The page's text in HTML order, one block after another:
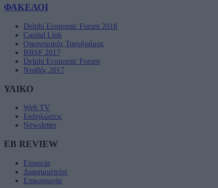
ΦΑΚΕΛΟΙ
Delphi Economic Forum 2018
Capital Link
Οικονομικός Ταχυδρόμος
BBSF 2017
Delphi Economic Forum
Νταβός 2017
ΥΛΙΚΟ
Web TV
Εκδηλώσεις
Newsletter
EB REVIEW
Εταιρεία
Διαφημιστείτε
Επικοινωνία